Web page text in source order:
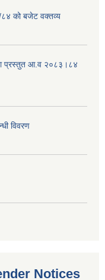
८४ को बजेट वक्तव्य
प्रस्तुत आ.व‍ २०८३।८४
विवरण
Notices